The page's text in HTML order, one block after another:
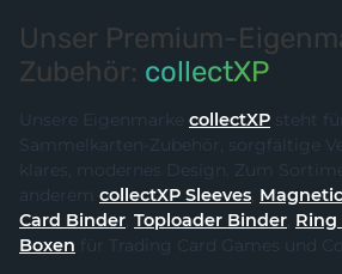
Unser Premium-
Zubehör: collectXP
Unsere Eigenmarke collectXP steht
Sammelkarten-Zubehör, sorgfältige
klares, modernes Design. Zum
anderem collectXP Sleeves,
Card Binder, Toploader Binder,
Boxen für Trading Card Games und